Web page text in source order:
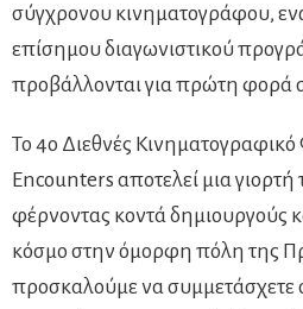
σύγχρονου κινηματογράφου, ενώ
επίσημου διαγωνιστικού
προβάλλονται για πρώτη φορά
Το 4ο Διεθνές
Encounters αποτελεί μια
φέρνοντας κοντά δημιουργούς
κόσμο στην όμορφη πόλη της
προσκαλούμε να συμμετάσχετε